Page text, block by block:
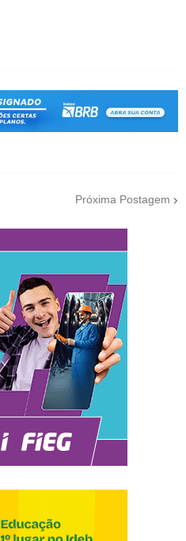
Próxima Postagem